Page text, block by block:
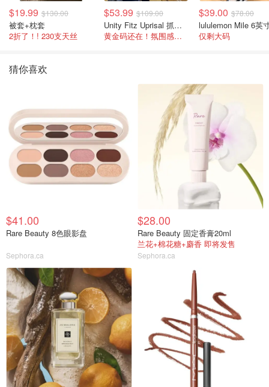
$19.99 $130.00
被套+枕套
2折了！! 230支天丝
$53.99 $109.00
Unity Fitz Uprisal 抓绒卫衣
黄金码还在！氛围感之神
$39.00 $78.00
仅剩大码
猜你喜欢
$41.00
Rare Beauty 8色眼影盘
Sephora.ca
$28.00
Rare Beauty 固定香膏20ml
兰花+棉花糖+麝香 即将发售
Sephora.ca